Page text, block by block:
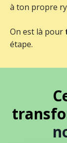
à ton propre
On est là pour
étape.